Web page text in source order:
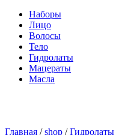
Наборы
Лицо
Волосы
Тело
Гидролаты
Мацераты
Масла
Главная /shop /Гидролаты